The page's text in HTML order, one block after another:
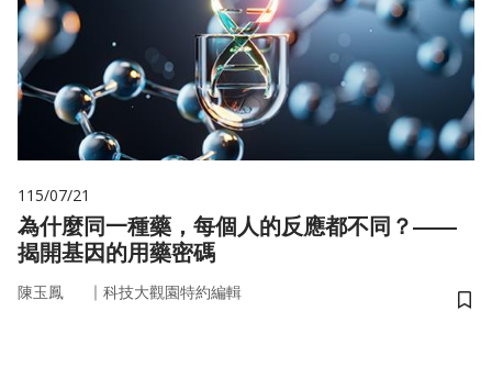
115/07/21
為什麼同一種藥，每個人的反應都不同？——
揭開基因的用藥密碼
陳玉鳳 ｜ 科技大觀園特約編輯
儲